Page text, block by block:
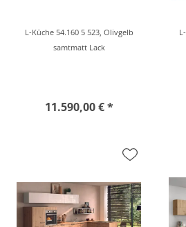
L-Küche 54.160 5 523, Olivgelb
samtmatt Lack
11.590,00 € *